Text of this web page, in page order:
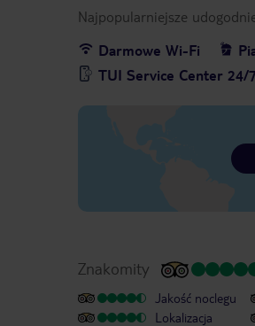
Najpopularniejsze
Darmowe Wi-Fi
TUI Service Center 24/
Znakomity
Jakość noclegu
Lokalizacja